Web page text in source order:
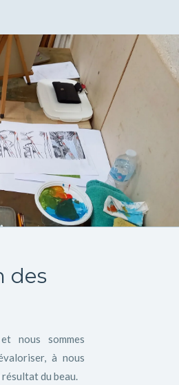
des
nous sommes
à nous
du beau.